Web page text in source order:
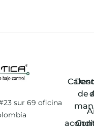
sur 69 oficina
de